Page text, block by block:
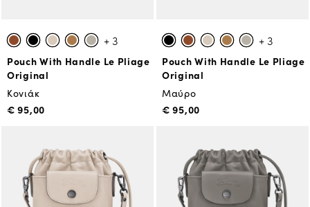
+ 3
Pouch With Handle Le Pliage
Original
Κονιάκ
€ 95,00
+ 3
Pouch With Handle Le Pliage
Original
Μαύρο
€ 95,00